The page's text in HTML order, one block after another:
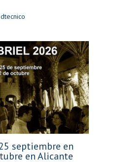
dtecnico
septiembre en
en Alicante